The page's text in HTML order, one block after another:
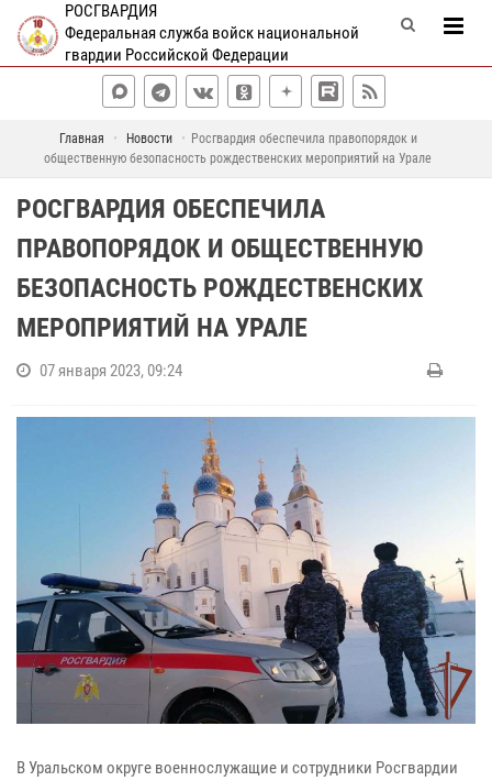
РОСГВАРДИЯ
Федеральная служба войск национальной
гвардии Российской Федерации
Главная Новости
Росгвардия обеспечила правопорядок и
общественную безопасность рождественских мероприятий на Урале
РОСГВАРДИЯ ОБЕСПЕЧИЛА
ПРАВОПОРЯДОК И ОБЩЕСТВЕННУЮ
БЕЗОПАСНОСТЬ РОЖДЕСТВЕНСКИХ
МЕРОПРИЯТИЙ НА УРАЛЕ
07 января 2023, 09:24
В Уральском округе военнослужащие и сотрудники Росгвардии